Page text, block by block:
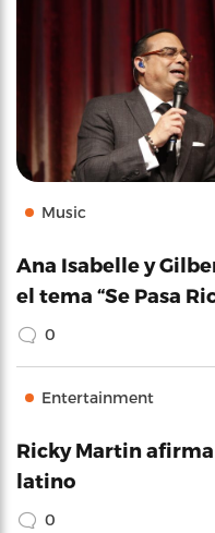
Music
Ana Isabelle y
el tema “Se Pasa
0
Entertainment
Ricky Martin
latino
0